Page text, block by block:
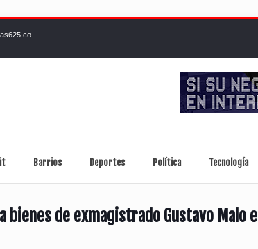
Barrios Deportes Política Tecnología
de exmagistrado Gustavo Malo